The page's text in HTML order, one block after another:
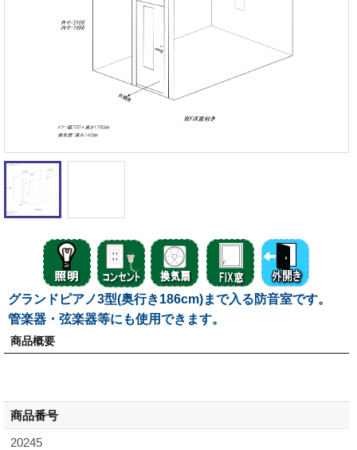
売約済みリスト
グランドピアノ3型(奥行き186cm)まで入る防音室です。
管楽器・弦楽器等にも使用できます。
商品概要
商品番号
20245